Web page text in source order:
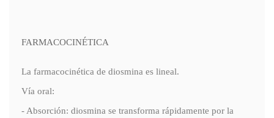
FARMACOCINÉTICA
La farmacocinética de diosmina es lineal.
Vía oral:
- Absorción: diosmina se transforma rápidamente por la